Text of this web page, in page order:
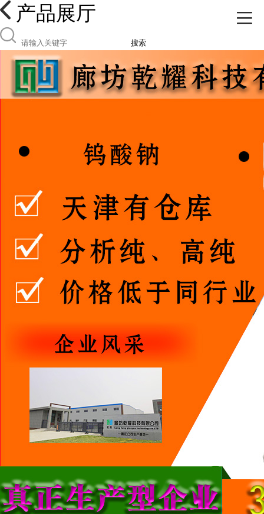
产品展厅
搜索